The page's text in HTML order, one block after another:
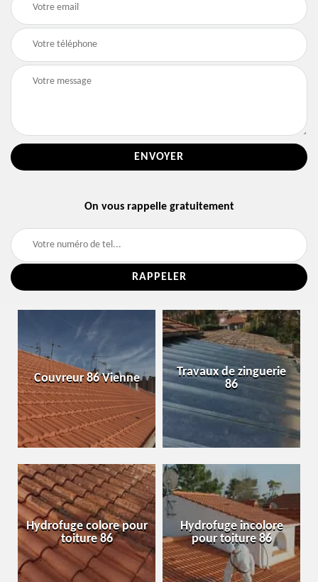
On vous rappelle gratuitement
Couvreur 86 Vienne
Travaux de zinguerie
86
Hydrofuge colore pour
toiture 86
Hydrofuge incolore
pour toiture 86